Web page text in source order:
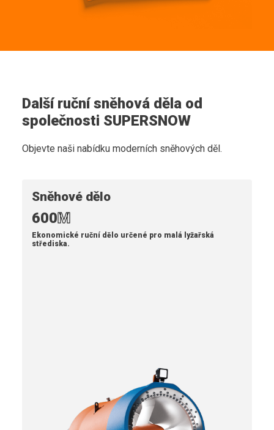
Další ruční sněhová děla od
společnosti SUPERSNOW
Objevte naši nabídku moderních sněhových děl.
Sněhové dělo
600M
Ekonomické ruční dělo určené pro malá lyžařská
střediska.